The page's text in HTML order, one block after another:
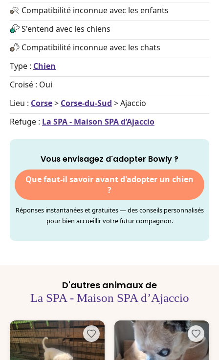
Compatibilité inconnue avec les enfants
S'entend avec les chiens
Compatibilité inconnue avec les chats
Type : Chien
Croisé : Oui
Lieu : Corse> Corse-du-Sud > Ajaccio
Refuge : La SPA - Maison SPA d’Ajaccio
Vous envisagez d'adopter Bowly ?
Que faut-il savoir avant d'adopter un chien
?
Réponses instantanées et gratuites — des conseils personnalisés
pour bien accueillir votre futur compagnon.
D'autres animaux de
La SPA - Maison SPA d’Ajaccio